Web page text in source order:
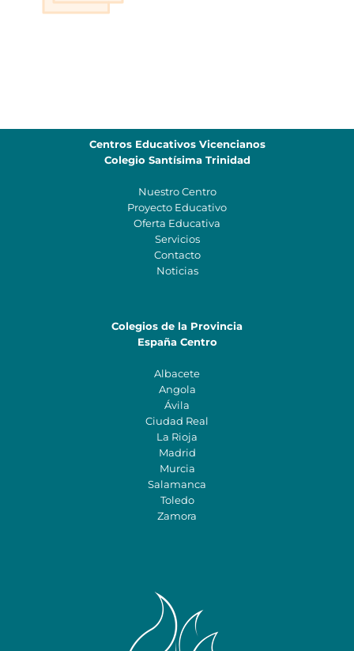
Centros Educativos Vicencianos
Colegio Santísima Trinidad
Nuestro Centro
Proyecto Educativo
Oferta Educativa
Servicios
Contacto
Noticias
Colegios de la Provincia
España Centro
Albacete
Angola
Ávila
Ciudad Real
La Rioja
Madrid
Murcia
Salamanca
Toledo
Zamora